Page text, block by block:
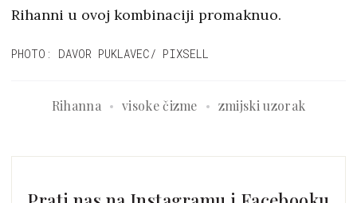
Rihanni u ovoj kombinaciji promaknuo.
PHOTO: DAVOR PUKLAVEC/ PIXSELL
Rihanna visoke čizme zmijski uzorak